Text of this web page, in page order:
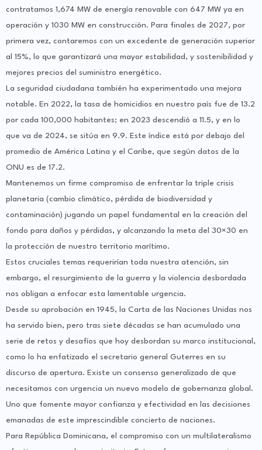
contratamos 1,674 MW de energía renovable con 647 MW ya en
operación y 1030 MW en construcción. Para finales de 2027, por
primera vez, contaremos con un excedente de generación superior
al 15%, lo que garantizará una mayor estabilidad, y sostenibilidad y
mejores precios del suministro energético.
La seguridad ciudadana también ha experimentado una mejora
notable. En 2022, la tasa de homicidios en nuestro país fue de 13.2
por cada 100,000 habitantes; en 2023 descendió a 11.5, y en lo
que va de 2024, se sitúa en 9.9. Este índice está por debajo del
promedio de América Latina y el Caribe, que según datos de la
ONU es de 17.2.
Mantenemos un firme compromiso de enfrentar la triple crisis
planetaria (cambio climático, pérdida de biodiversidad y
contaminación) jugando un papel fundamental en la creación del
fondo para daños y pérdidas, y alcanzando la meta del 30×30 en
la protección de nuestro territorio marítimo.
Estos cruciales temas requerirían toda nuestra atención, sin
embargo, el resurgimiento de la guerra y la violencia desbordada
nos obligan a enfocar esta lamentable urgencia.
Desde su aprobación en 1945, la Carta de las Naciones Unidas nos
ha servido bien, pero tras siete décadas se han acumulado una
serie de retos y desafíos que hoy desbordan su marco institucional,
como lo ha enfatizado el secretario general Guterres en su
discurso de apertura. Existe un consenso generalizado de que
necesitamos con urgencia un nuevo modelo de gobernanza global.
Uno que fomente mayor confianza y efectividad en las decisiones
emanadas de este imprescindible concierto de naciones.
Para República Dominicana, el compromiso con un multilateralismo